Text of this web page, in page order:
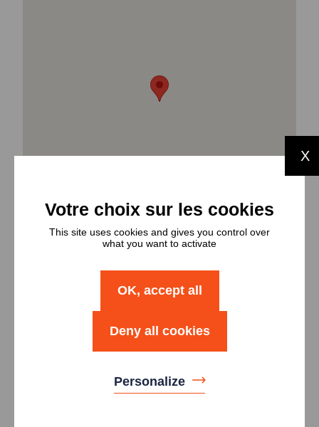
Types et
nombres de
logements
X
This site uses cookies and gives you control over
what you want to activate
OK, accept all
Deny all cookies
Personalize